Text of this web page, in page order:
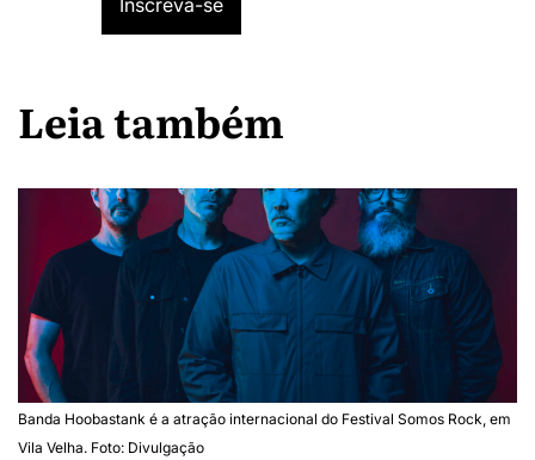
Leia também
Banda Hoobastank é a atração internacional do Festival Somos Rock, em
Vila Velha. Foto: Divulgação